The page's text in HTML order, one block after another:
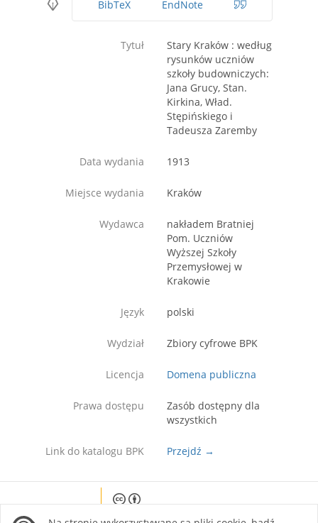
BibTeX EndNote
Tytuł
Stary Kraków : według
rysunków uczniów
szkoły budowniczych:
Jana Grucy, Stan.
Kirkina, Wład.
Stępińskiego i
Tadeusza Zaremby
Data wydania 1913
Miejsce wydania Kraków
Wydawca
nakładem Bratniej
Pom. Uczniów
Wyższej Szkoły
Przemysłowej w
Krakowie
Język polski
Wydział Zbiory cyfrowe BPK
Licencja Domena publiczna
Prawa dostępu
Zasób dostępny dla
wszystkich
Link do katalogu BPK Przejdź →